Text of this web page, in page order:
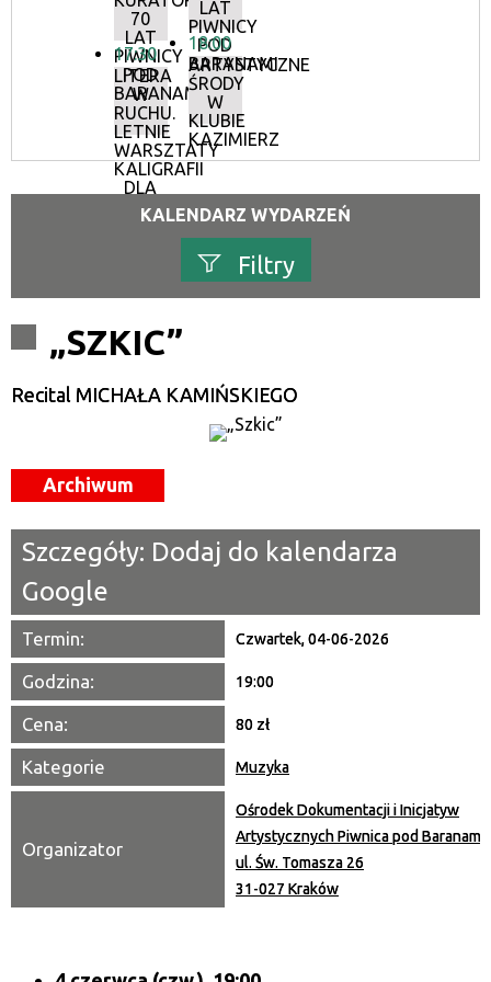
70
LAT
PIWNICY
POD
BARANAMI
17:30
LITERA
W
RUCHU.
LETNIE
WARSZTATY
KALIGRAFII
DLA
DOROSŁYCH
LAT
PIWNICY
POD
BARANAMI
18:00
ARTYSTYCZNE
ŚRODY
W
KLUBIE
KAZIMIERZ
KALENDARZ WYDARZEŃ
Filtry
Trwające w zakresie
Organizator
Promowane
„SZKIC”
Recital MICHAŁA KAMIŃSKIEGO
Archiwum
Szczegóły: Dodaj do kalendarza
Google
Termin: Czwartek, 04-06-2026
Godzina: 19:00
Cena: 80 zł
Kategorie Muzyka
Organizator
Ośrodek Dokumentacji i Inicjatyw
Artystycznych Piwnica pod Baranami
ul. Św. Tomasza 26
31-027 Kraków